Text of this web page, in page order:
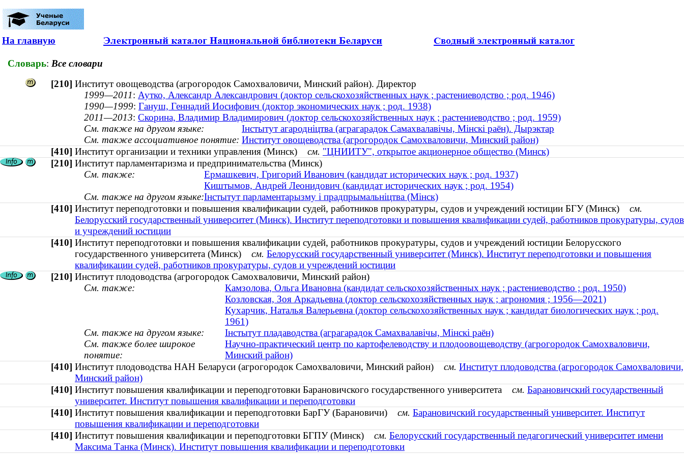
На главную
Словарь: Все словари
[210] Институт овощеводства (агрогородок Самохваловичи, Минский район). Директор
1999—2011: Аутко, Александр Александрович (доктор сельскохозяйственных наук ; растениеводство ; род. 1946)
1990—1999: Гануш, Геннадий Иосифович (доктор экономических наук ; род. 1938)
2011—2013: Скорина, Владимир Владимирович (доктор сельскохозяйственных наук ; растениеводство ; род. 1959)
См. также на другом языке:
Інстытут агародніцтва (аграгарадок Самахвалавічы, Мінскі раён). Дырэктар
См. также ассоциативное понятие: Институт овощеводства (агрогородок Самохваловичи, Минский район)
[410] Институт организации и техники управления (Минск) см. "ЦНИИТУ", открытое акционерное общество (Минск)
[210] Институт парламентаризма и предпринимательства (Минск)
См. также:
Ермашкевич, Григорий Иванович (кандидат исторических наук ; род. 1937)
Киштымов, Андрей Леонидович (кандидат исторических наук ; род. 1954)
См. также на другом языке:Інстытут парламентарызму i прадпрымальнiцтва (Мінск)
[410] Институт переподготовки и повышения квалификации судей, работников прокуратуры, судов и учреждений юстиции БГУ (Минск) см.
Белорусский государственный университет (Минск). Институт переподготовки и повышения квалификации судей, работников прокуратуры, судов
и учреждений юстиции
[410] Институт переподготовки и повышения квалификации судей, работников прокуратуры, судов и учреждений юстиции Белорусского
государственного университета (Минск) см. Белорусский государственный университет (Минск). Институт переподготовки и повышения
квалификации судей, работников прокуратуры, судов и учреждений юстиции
[210] Институт плодоводства (агрогородок Самохваловичи, Минский район)
См. также:
Камзолова, Ольга Ивановна (кандидат сельскохозяйственных наук ; растениеводство ; род. 1950)
Козловская, Зоя Аркадьевна (доктор сельскохозяйственных наук ; агрономия ; 1956—2021)
Кухарчик, Наталья Валерьевна (доктор сельскохозяйственных наук ; кандидат биологических наук ; род.
1961)
См. также на другом языке:
Інстытут пладаводства (аграгарадок Самахвалавічы, Мінскі раён)
См. также более широкое
понятие:
Научно-практический центр по картофелеводству и плодоовощеводству (агрогородок Самохваловичи,
Минский район)
[410] Институт плодоводства НАН Беларуси (агрогородок Самохваловичи, Минский район) см. Институт плодоводства (агрогородок Самохваловичи,
Минский район)
[410] Институт повышения квалификации и переподготовки Барановичского государственного университета см. Барановичский государственный
университет. Институт повышения квалификации и переподготовки
[410] Институт повышения квалификации и переподготовки БарГУ (Барановичи) см. Барановичский государственный университет. Институт
повышения квалификации и переподготовки
[410] Институт повышения квалификации и переподготовки БГПУ (Минск) см. Белорусский государственный педагогический университет имени
Максима Танка (Минск). Институт повышения квалификации и переподготовки